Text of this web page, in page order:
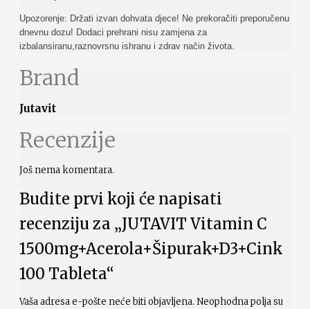
Upozorenje: Držati izvan dohvata djece! Ne prekoračiti preporučenu
dnevnu dozu! Dodaci prehrani nisu zamjena za
izbalansiranu,raznovrsnu ishranu i zdrav način života.
Brand
Jutavit
Recenzije
Još nema komentara.
Budite prvi koji će napisati
recenziju za „JUTAVIT Vitamin C
1500mg+Acerola+Šipurak+D3+Cink
100 Tableta“
Vaša adresa e-pošte neće biti objavljena. Neophodna polja su